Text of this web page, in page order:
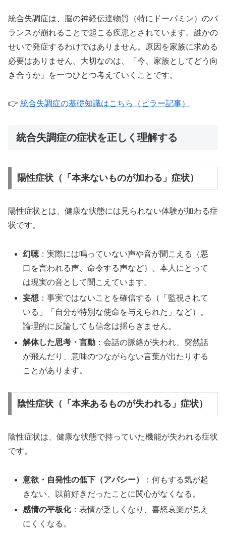
統合失調症は、脳の神経伝達物質（特にドーパミン）のバ
ランスが崩れることで起こる疾患とされています。誰かの
せいで発症するわけではありません。原因を家族に求める
必要はありません。大切なのは、「今、家族としてどう向
き合うか」を一つひとつ考えていくことです。
👉 統合失調症の基礎知識はこちら（ピラー記事）
統合失調症の症状を正しく理解する
陽性症状（「本来ないものが加わる」症状）
陽性症状とは、健康な状態には見られない体験が加わる症
状です。
幻聴：実際には鳴っていない声や音が聞こえる（悪
口を言われる声、命令する声など）。本人にとって
は現実の音として聞こえています。
妄想 ：事実ではないことを確信する（「監視されて
いる」「自分が特別な使命を与えられた」など）。
論理的に反論しても信念は揺らぎません。
解体した思考・言動 ：会話の脈絡が失われ、突然話
が飛んだり、意味のつながらない言葉が出たりする
ことがあります。
陰性症状（「本来あるものが失われる」症状）
陰性症状は、健康な状態で持っていた機能が失われる症状
です。
意欲・自発性の低下（アパシー）
：何もする気が起
きない、以前好きだったことに関心がなくなる。
感情の平板化：表情が乏しくなり、喜怒哀楽が見え
にくくなる。